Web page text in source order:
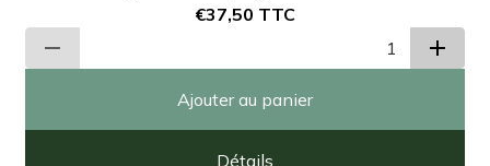
€37,50 TTC
Ajouter au panier
Détails